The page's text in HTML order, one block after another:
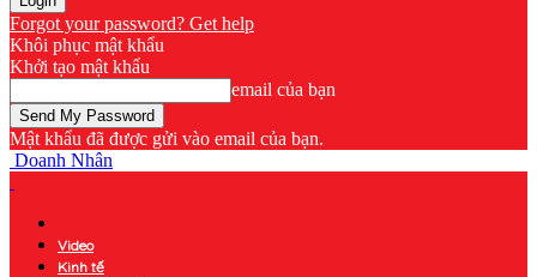
Forgot your password? Get help
Khôi phục mật khẩu
Khởi tạo mật khẩu
email của bạn
Mật khẩu đã được gửi vào email của bạn.
Doanh Nhân
Video
Kinh tế